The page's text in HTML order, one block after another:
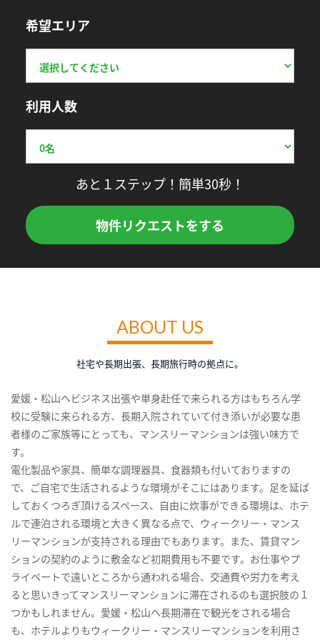
希望エリア
利用人数
あと１ステップ！簡単30秒！
物件リクエストをする
ABOUT US
社宅や長期出張、長期旅行時の拠点に。
愛媛・松山へビジネス出張や単身赴任で来られる方はもちろん学
校に受験に来られる方、長期入院されていて付き添いが必要な患
者様のご家族等にとっても、マンスリーマンションは強い味方で
す。
電化製品や家具、簡単な調理器具、食器類も付いておりますの
で、ご自宅で生活されるような環境がそこにはあります。足を延ば
しておくつろぎ頂けるスペース、自由に炊事ができる環境は、ホテ
ルで連泊される環境と大きく異なる点で、ウィークリー・マンス
リーマンションが支持される理由でもあります。また、賃貸マン
ションの契約のように敷金など初期費用も不要です。お仕事やプ
ライベートで遠いところから通われる場合、交通費や労力を考え
ると思いきってマンスリーマンションに滞在されるのも選択肢の１
つかもしれません。愛媛・松山へ長期滞在で観光をされる場合
も、ホテルよりもウィークリー・マンスリーマンションを利用さ